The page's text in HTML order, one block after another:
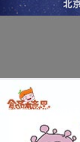
科普视频:分钟读懂杂色曲霉毒